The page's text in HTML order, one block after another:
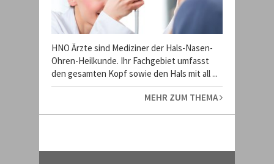
HNO Ärzte sind Mediziner der Hals-Nasen-
Ohren-Heilkunde. Ihr Fachgebiet umfasst
den gesamten Kopf sowie den Hals mit all ...
MEHR ZUM THEMA